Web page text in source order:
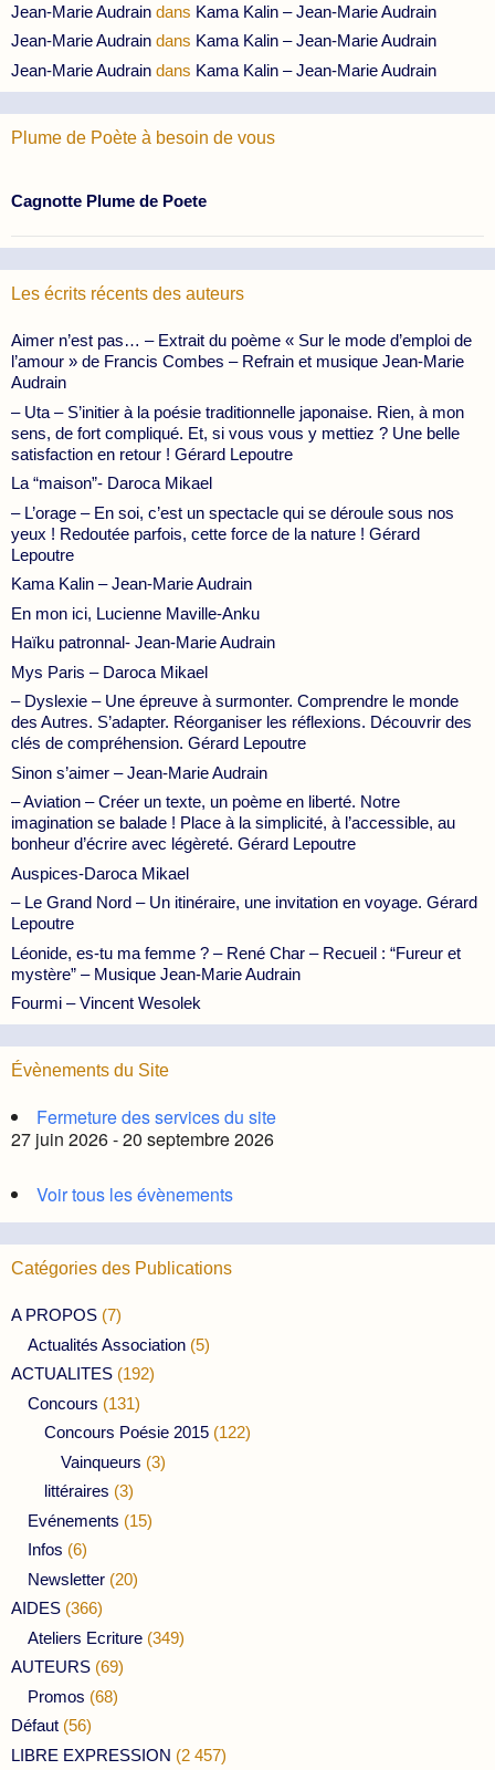
Jean-Marie Audrain dans Kama Kalin – Jean-Marie Audrain
Jean-Marie Audrain dans Kama Kalin – Jean-Marie Audrain
Jean-Marie Audrain dans Kama Kalin – Jean-Marie Audrain
Plume de Poète à besoin de vous
Cagnotte Plume de Poete
Les écrits récents des auteurs
Aimer n’est pas… – Extrait du poème « Sur le mode d’emploi de
l’amour » de Francis Combes – Refrain et musique Jean-Marie
Audrain
– Uta – S’initier à la poésie traditionnelle japonaise. Rien, à mon
sens, de fort compliqué. Et, si vous vous y mettiez ? Une belle
satisfaction en retour ! Gérard Lepoutre
La “maison”- Daroca Mikael
– L’orage – En soi, c’est un spectacle qui se déroule sous nos
yeux ! Redoutée parfois, cette force de la nature ! Gérard
Lepoutre
Kama Kalin – Jean-Marie Audrain
En mon ici, Lucienne Maville-Anku
Haïku patronnal- Jean-Marie Audrain
Mys Paris – Daroca Mikael
– Dyslexie – Une épreuve à surmonter. Comprendre le monde
des Autres. S’adapter. Réorganiser les réflexions. Découvrir des
clés de compréhension. Gérard Lepoutre
Sinon s’aimer – Jean-Marie Audrain
– Aviation – Créer un texte, un poème en liberté. Notre
imagination se balade ! Place à la simplicité, à l’accessible, au
bonheur d’écrire avec légèreté. Gérard Lepoutre
Auspices-Daroca Mikael
– Le Grand Nord – Un itinéraire, une invitation en voyage. Gérard
Lepoutre
Léonide, es-tu ma femme ? – René Char – Recueil : “Fureur et
mystère” – Musique Jean-Marie Audrain
Fourmi – Vincent Wesolek
Évènements du Site
Fermeture des services du site
27 juin 2026 - 20 septembre 2026
Voir tous les évènements
Catégories des Publications
A PROPOS (7)
Actualités Association (5)
ACTUALITES (192)
Concours (131)
Concours Poésie 2015 (122)
Vainqueurs (3)
littéraires (3)
Evénements (15)
Infos (6)
Newsletter (20)
AIDES (366)
Ateliers Ecriture (349)
AUTEURS (69)
Promos (68)
Défaut (56)
LIBRE EXPRESSION (2 457)